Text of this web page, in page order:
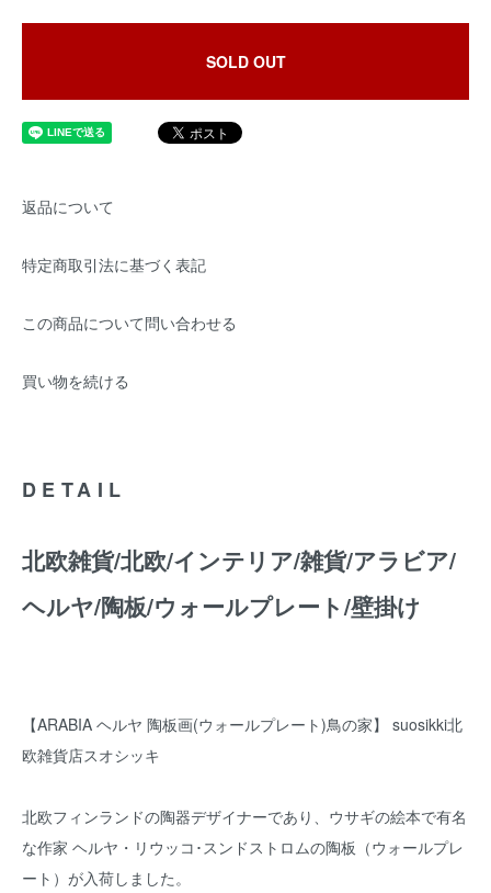
SOLD OUT
返品について
特定商取引法に基づく表記
この商品について問い合わせる
買い物を続ける
DETAIL
北欧雑貨/北欧/インテリア/雑貨/アラビア/
ヘルヤ/陶板/ウォールプレート/壁掛け
【ARABIA ヘルヤ 陶板画(ウォールプレート)鳥の家】 suosikki北
欧雑貨店スオシッキ
北欧フィンランドの陶器デザイナーであり、ウサギの絵本で有名
な作家 ヘルヤ・リウッコ･スンドストロムの陶板（ウォールプレ
ート）が入荷しました。